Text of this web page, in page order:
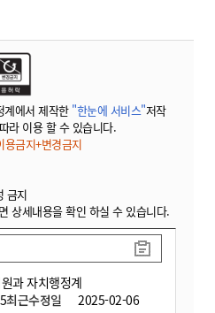
계에서 제작한 "한눈에 서비스"저작
라 이용 할 수 있습니다.
금지+변경금지
금지
상세내용을 확인 하실 수 있습니다.
과 자치행정계
최근수정일 2025-02-06